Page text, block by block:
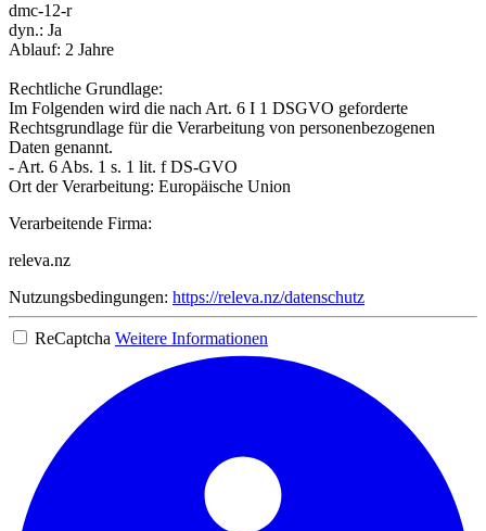
dmc-12-r
dyn.: Ja
Ablauf: 2 Jahre
Rechtliche Grundlage:
Im Folgenden wird die nach Art. 6 I 1 DSGVO geforderte
Rechtsgrundlage für die Verarbeitung von personenbezogenen
Daten genannt.
- Art. 6 Abs. 1 s. 1 lit. f DS-GVO
Ort der Verarbeitung: Europäische Union
Verarbeitende Firma:
releva.nz
Nutzungsbedingungen: https://releva.nz/datenschutz
ReCaptcha Weitere Informationen